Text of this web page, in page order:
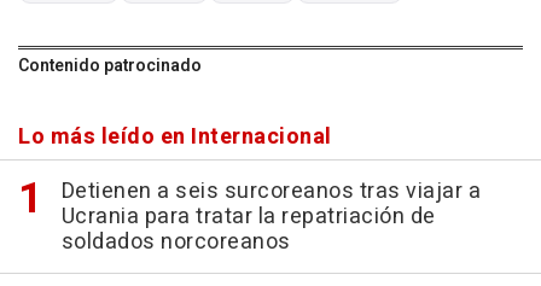
Contenido patrocinado
Lo más leído en Internacional
Detienen a seis surcoreanos tras viajar a
Ucrania para tratar la repatriación de
soldados norcoreanos